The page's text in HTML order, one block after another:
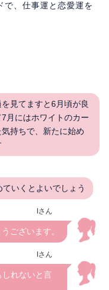
で、仕事運と恋愛運を
見てますと6月頃が良
月にはホワイトのカー
持ちで、新たに始め
いくとよいでしょう
Iさん
ございます。
Iさん
れないと言